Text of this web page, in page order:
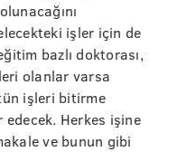
işler için de
bazlı doktorası,
olanlar varsa
işleri bitirme
edecek. Herkes işine
ve bunun gibi